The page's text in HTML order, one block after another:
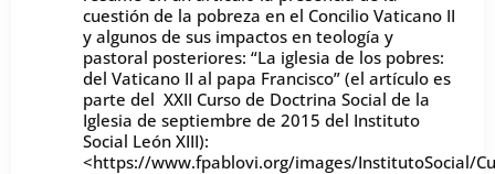
cuestión de la pobreza en el Concilio Vaticano II
y algunos de sus impactos en teología y
pastoral posteriores: “La iglesia de los pobres:
del Vaticano II al papa Francisco” (el artículo es
parte del XXII Curso de Doctrina Social de la
Iglesia de septiembre de 2015 del Instituto
Social León XIII):
<https://www.fpablovi.org/images/InstitutoSocial/